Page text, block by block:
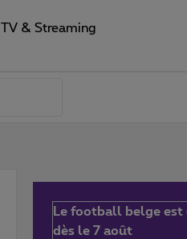
TV & Streaming
Le football belge est
dès le 7 août